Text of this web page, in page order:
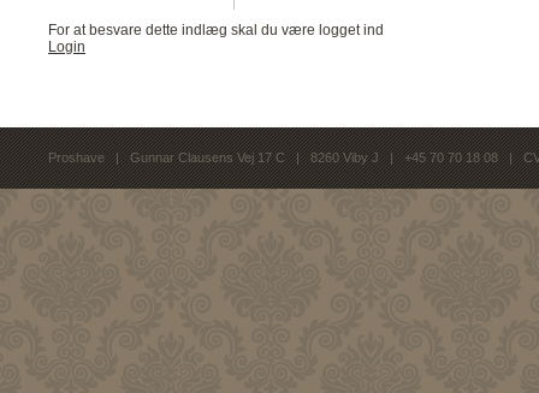
For at besvare dette indlæg skal du være logget ind
Login
Proshave | Gunnar Clausens Vej 17 C | 8260 Viby J | +45 70 70 18 08 |